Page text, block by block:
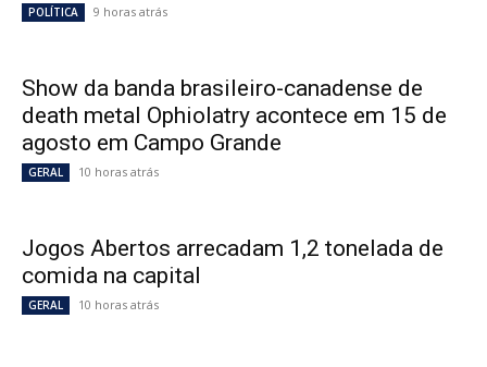
POLÍTICA 9 horas atrás
Show da banda brasileiro-canadense de
death metal Ophiolatry acontece em 15 de
agosto em Campo Grande
GERAL 10 horas atrás
Jogos Abertos arrecadam 1,2 tonelada de
comida na capital
GERAL 10 horas atrás